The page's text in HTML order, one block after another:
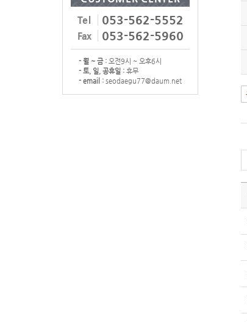
Tel
053-562-5552
Fax 053-562-5960
- 월 ~ 금 : 오전9시 ~ 오후6시
- 토, 일, 공휴일 : 휴무
- email : seodaegu77@daum.net